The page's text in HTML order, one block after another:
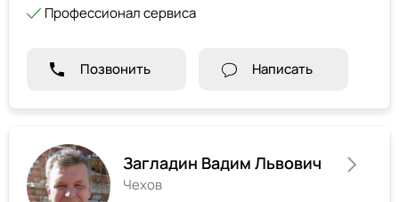
Профессионал сервиса
Позвонить Написать
Загладин Вадим Львович
Чехов